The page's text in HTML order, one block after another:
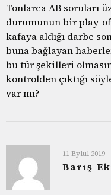
Tonlarca AB soruları
durumunun bir play-
kafaya aldığı darbe
buna bağlayan
bu tür şekilleri
kontrolden çıktığı
var mı?
11 Eylül 2019
Barış